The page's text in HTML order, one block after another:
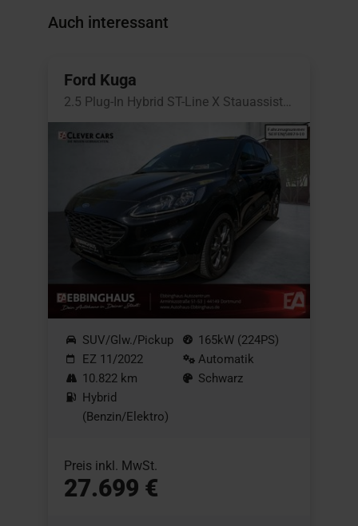
Auch interessant
Ford Kuga
SUV/Glw./Pickup
EZ 11/2022
10.822 km
Hybrid
(Benzin/Elektro)
165kW (224PS)
Automatik
Schwarz
Preis inkl. MwSt.
27.699 €